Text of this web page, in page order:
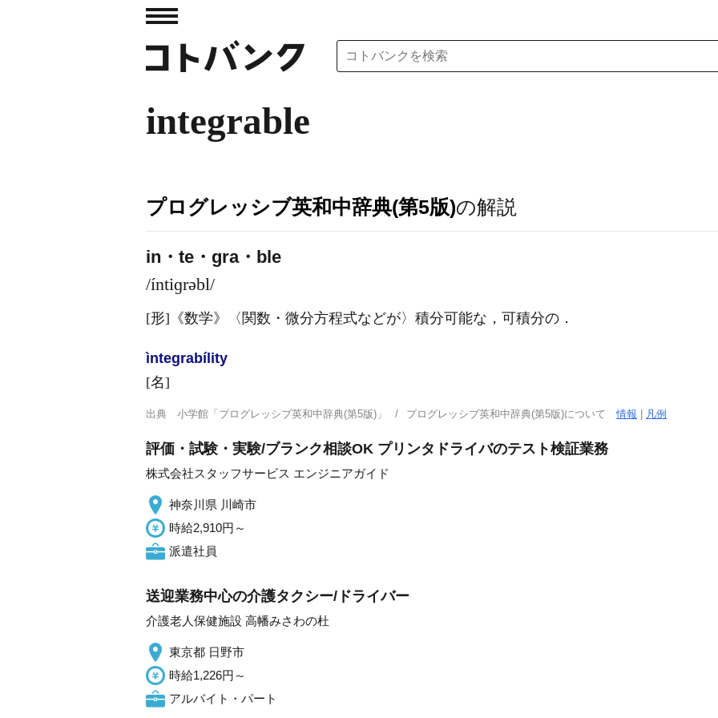
integrable
プログレッシブ英和中辞典(第5版)の解説
in・te・gra・ble
/íntiɡrəbl/
[形] 《数学》 〈関数・微分方程式などが〉積分可能な，可積分の ．
ìntegrabílity
[名]
出典 小学館「プログレッシブ英和中辞典(第5版)」 プログレッシブ英和中辞典(第5版)について情報 凡例
評価・試験・実験/ブランク相談OK プリンタドライバのテスト検証業務
株式会社スタッフサービス エンジニアガイド
神奈川県 川崎市
時給2,910円～
派遣社員
送迎業務中心の介護タクシー/ドライバー
介護老人保健施設 高幡みさわの杜
東京都 日野市
時給1,226円～
アルバイト・パート